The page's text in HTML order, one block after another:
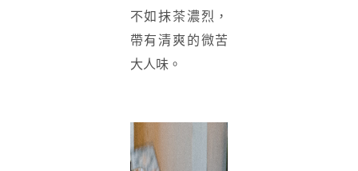
不如抹茶濃烈，
帶有清爽的微苦
大人味。